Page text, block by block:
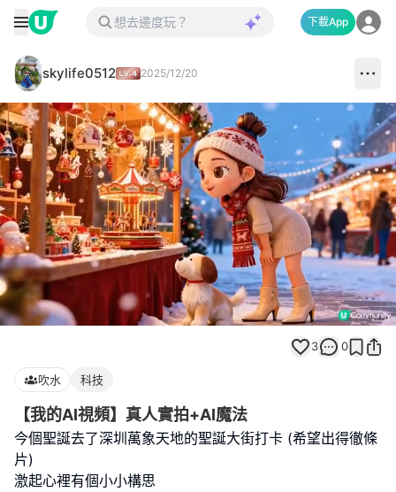
下載App
skylife0512 2025/12/20
Loaded:
100.00%
Unmute
3 0
吹水 科技
【我的AI視頻】真人實拍+AI魔法
今個聖誕去了深圳萬象天地的聖誕大街打卡 (希望出得徹條
片)
激起心裡有個小小構思